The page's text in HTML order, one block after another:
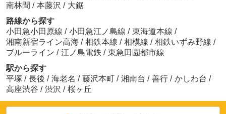
南林間 / 本藤沢 / 大鋸
路線から探す
小田急小田原線 / 小田急江ノ島線 / 東海道本線 /
湘南新宿ライン高海 / 相鉄本線 / 相模線 / 相鉄いずみ野線 /
ブルーライン / 江ノ島電鉄 / 東急田園都市線
駅から探す
平塚 / 長後 / 海老名 / 藤沢本町 / 湘南台 / 善行 / かしわ台 /
高座渋谷 / 渋沢 / 桜ヶ丘